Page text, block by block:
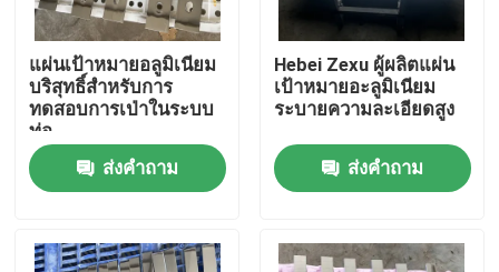
วิดีโอ
การแสดง VR
เกี่ยวกับเรา
ทัวร์โรงงาน
แผ่นเป้าหมายอลูมิเนียม
บริสุทธิ์สําหรับการ
ทดสอบการเป่าในระบบ
ท่อ
ส่งคำถาม
Hebei Zexu ผู้ผลิตแผ่น
เป้าหมายอะลูมิเนียม
ระบายความละเอียดสูง
ส่งคำถาม